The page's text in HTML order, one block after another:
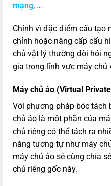
mạng, …
Chính vì đặc điểm cấu tạo
chỉnh hoặc nâng cấp cấu
chủ vật lý thường đòi hỏi
gia trong lĩnh vực máy chủ
Máy chủ ảo (Virtual
Với phương pháp bóc tách
chủ áo là một phần của
chủ riêng có thể tách ra
năng tương tự như máy
máy chủ ảo sẽ cùng chia
chủ riêng gốc này.